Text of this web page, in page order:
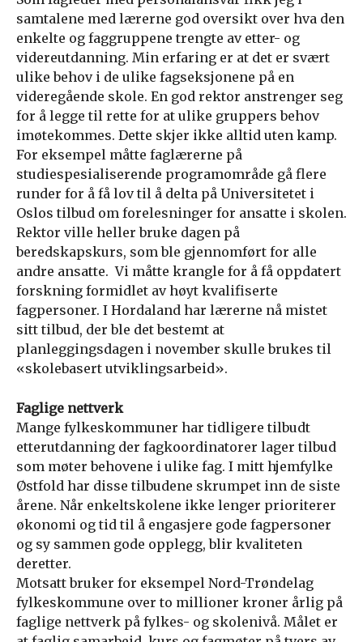
samtalene med lærerne god oversikt over hva den
enkelte og faggruppene trengte av etter- og
videreutdanning. Min erfaring er at det er svært
ulike behov i de ulike fagseksjonene på en
videregående skole. En god rektor anstrenger seg
for å legge til rette for at ulike gruppers behov
imøtekommes. Dette skjer ikke alltid uten kamp.
For eksempel måtte faglærerne på
studiespesialiserende programområde gå flere
runder for å få lov til å delta på Universitetet i
Oslos tilbud om forelesninger for ansatte i skolen.
Rektor ville heller bruke dagen på
beredskapskurs, som ble gjennomført for alle
andre ansatte. Vi måtte krangle for å få oppdatert
forskning formidlet av høyt kvalifiserte
fagpersoner. I Hordaland har lærerne nå mistet
sitt tilbud, der ble det bestemt at
planleggingsdagen i november skulle brukes til
«skolebasert utviklingsarbeid».
Faglige nettverk
Mange fylkeskommuner har tidligere tilbudt
etterutdanning der fagkoordinatorer lager tilbud
som møter behovene i ulike fag. I mitt hjemfylke
Østfold har disse tilbudene skrumpet inn de siste
årene. Når enkeltskolene ikke lenger prioriterer
økonomi og tid til å engasjere gode fagpersoner
og sy sammen gode opplegg, blir kvaliteten
deretter.
Motsatt bruker for eksempel Nord-Trøndelag
fylkeskommune over to millioner kroner årlig på
faglige nettverk på fylkes- og skolenivå. Målet er